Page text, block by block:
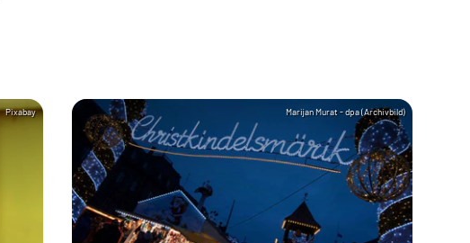
Pixabay Marijan Murat - dpa (Archivbild)